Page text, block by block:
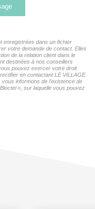
enregistrées dans un fichier
votre demande de contact. Elles
de la relation client dans le
destinées à nos conseillers
pouvez exercer votre droit
en contactant LE VILLAGE
vous informons de l'existence de
», sur laquelle vous pouvez